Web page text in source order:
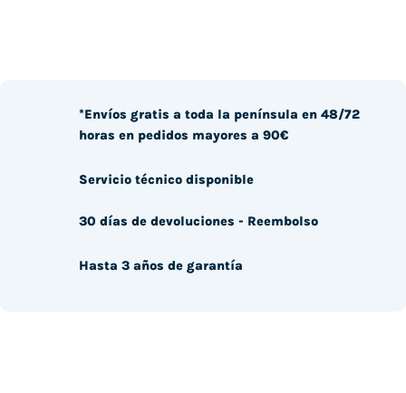
*Envíos gratis a toda la península en 48/72
horas en pedidos mayores a 90€
Servicio técnico disponible
30 días de devoluciones - Reembolso
Hasta 3 años de garantía